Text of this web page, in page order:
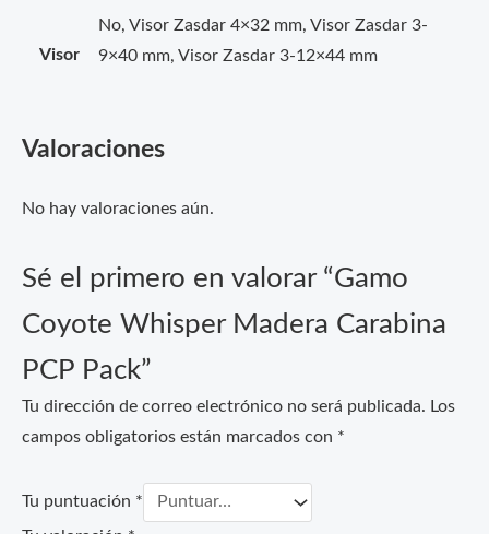
Visor
No, Visor Zasdar 4×32 mm, Visor Zasdar 3-
9×40 mm, Visor Zasdar 3-12×44 mm
Valoraciones
No hay valoraciones aún.
Sé el primero en valorar “Gamo
Coyote Whisper Madera Carabina
PCP Pack”
Tu dirección de correo electrónico no será publicada. Los
campos obligatorios están marcados con *
Tu puntuación *